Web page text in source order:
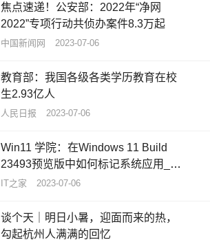
焦点速递！公安部：2022年“净网
2022”专项行动共侦办案件8.3万起
中国新闻网 2023-07-06
教育部：我国各级各类学历教育在校
生2.93亿人
人民日报 2023-07-06
Win11 学院：在Windows 11 Build
23493预览版中如何标记系统应用_环
球关注
IT之家 2023-07-06
谈个天｜明日小暑，迎面而来的热，
勾起杭州人满满的回忆